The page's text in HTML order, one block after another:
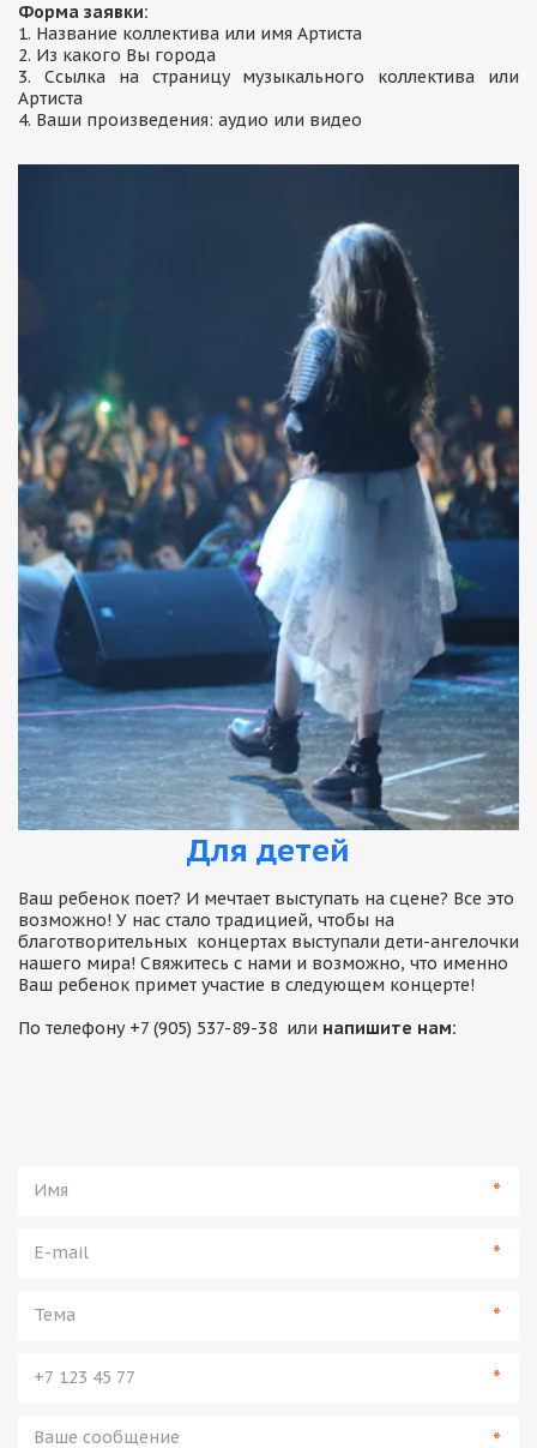
Форма заявки:
1. Название коллектива или имя Артиста
2. Из какого Вы города
3. Ссылка на страницу музыкального коллектива или
Артиста
4. Ваши произведения: аудио или видео
Для детей
Ваш ребенок поет? И мечтает выступать на сцене? Все это
возможно! У нас стало традицией, чтобы на
благотворительных  концертах выступали дети-ангелочки
нашего мира! Свяжитесь с нами и возможно, что именно
Ваш ребенок примет участие в следующем концерте!
По телефону +7 (905) 537-89-38  или напишите нам:
*
*
*
*
*